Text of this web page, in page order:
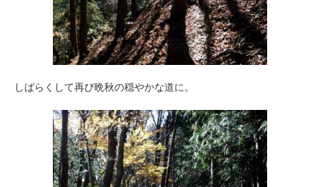
しばらくして再び晩秋の穏やかな道に。